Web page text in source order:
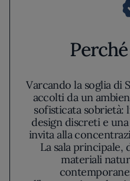
Varcando la soglia di
accolti da un
sofisticata sobrietà:
design discreti e
invita alla
La sala principale,
materiali